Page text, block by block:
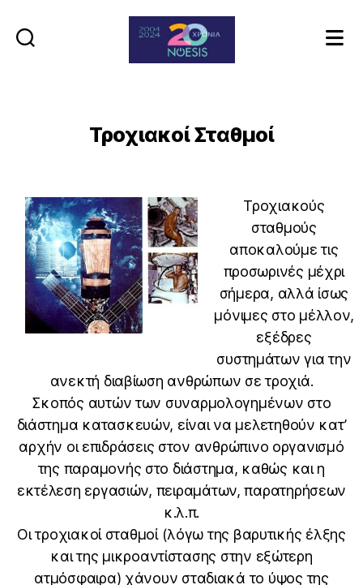
Τροχιακοί Σταθμοί
Τροχιακούς
σταθμούς
αποκαλούμε τις
προσωρινές μέχρι
σήμερα, αλλά ίσως
μόνιμες στο μέλλον,
εξέδρες
συστημάτων για την
ανεκτή διαβίωση ανθρώπων σε τροχιά.
Σκοπός αυτών των συναρμολογημένων στο
διάστημα κατασκευών, είναι να μελετηθούν κατ’
αρχήν οι επιδράσεις στον ανθρώπινο οργανισμό
της παραμονής στο διάστημα, καθώς και η
εκτέλεση εργασιών, πειραμάτων, παρατηρήσεων
κ.λ.π.
Οι τροχιακοί σταθμοί (λόγω της βαρυτικής έλξης
και της μικροαντίστασης στην εξώτερη
ατμόσφαιρα) χάνουν σταδιακά το ύψος της